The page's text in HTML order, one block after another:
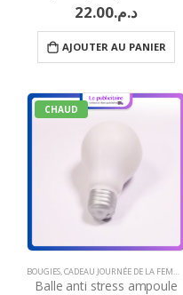
د.م.22.00
AJOUTER AU PANIER
CHAUD
BOUGIES,CADEAU JOURNÉE DE LA FEMME
Balle anti stress ampoule